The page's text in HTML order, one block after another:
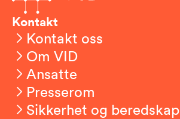
Kontakt
Kontakt oss
Om VID
Ansatte
Presserom
Sikkerhet og beredskap